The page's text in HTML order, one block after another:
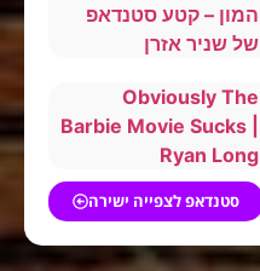
המון – קטע סטנדאפ
של שניר אזרן
Obviously The
Barbie Movie Sucks |
Ryan Long
סטנדאפ לצפייה ישירה